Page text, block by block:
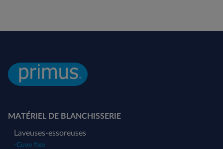
MATÉRIEL DE BLANCHISSERIE
Laveuses-essoreuses
-Cuve fixe